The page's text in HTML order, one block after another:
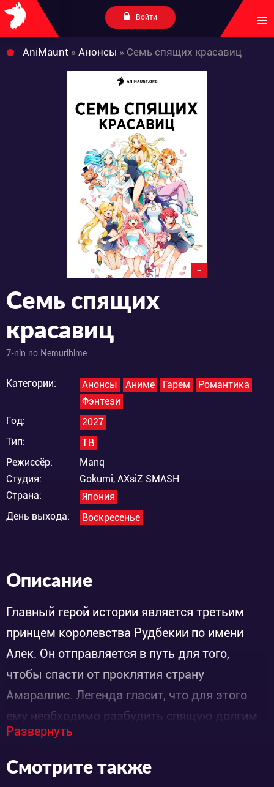
Войти
AniMaunt » Анонсы » Семь спящих красавиц
+
Семь спящих
красавиц
7-nin no Nemurihime
Категории: Анонсы Аниме Гарем
Романтика
Фэнтези
Год:
2027
Тип:
ТВ
Режиссёр:
Manq
Студия:
Gokumi, AXsiZ SMASH
Страна:
Япония
День выхода:
Воскресенье
Описание
Главный герой истории является третьим
принцем королевства Рудбекии по имени
Алек. Он отправляется в путь для того,
чтобы спасти от проклятия страну
Амараллис. Легенда гласит, что для этого
ему необходимо разбудить спящую долгим
сном принцессу поцелуем. Лишь в этом
случае королевство проснётся, но беда в том,
что принцесса не одна, их целых семь!
Развернуть
Смотрите также